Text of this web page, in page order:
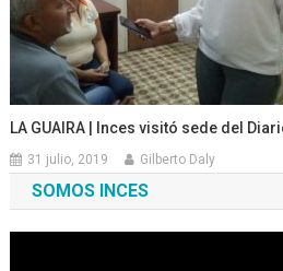
LA GUAIRA | Inces visitó sede del
31 julio, 2019 Gilberto Daly
SOMOS INCES